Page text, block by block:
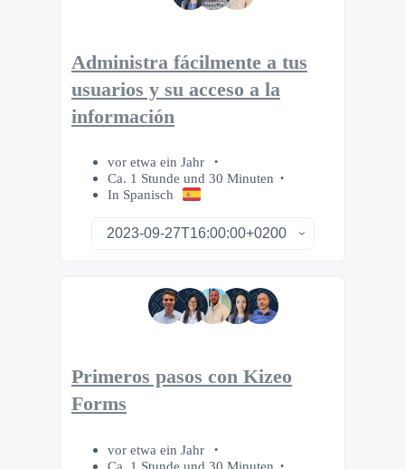
Administra fácilmente a tus
usuarios y su acceso a la
información
vor etwa ein Jahr
Ca. 1 Stunde und 30 Minuten
In Spanisch
Primeros pasos con Kizeo
Forms
vor etwa ein Jahr
Ca. 1 Stunde und 30 Minuten